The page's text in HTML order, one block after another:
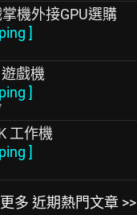
機外接GPU選購
]
戲機
]
工作機
]
更多 近期熱門文章 >>